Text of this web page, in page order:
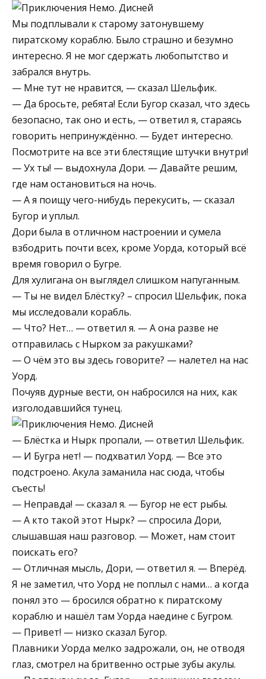
Мы подплывали к старому затонувшему
пиратскому кораблю. Было страшно и безумно
интересно. Я не мог сдержать любопытство и
забрался внутрь.
— Мне тут не нравится, — сказал Шельфик.
— Да бросьте, ребята! Если Бугор сказал, что здесь
безопасно, так оно и есть, — ответил я, стараясь
говорить непринуждённо. — Будет интересно.
Посмотрите на все эти блестящие штучки внутри!
— Ух ты! — выдохнула Дори. — Давайте решим,
где нам остановиться на ночь.
— А я поищу чего-нибудь перекусить, — сказал
Бугор и уплыл.
Дори была в отличном настроении и сумела
взбодрить почти всех, кроме Уорда, который всё
время говорил о Бугре.
Для хулигана он выглядел слишком напуганным.
— Ты не видел Блёстку? – спросил Шельфик, пока
мы исследовали корабль.
— Что? Нет… — ответил я. — А она разве не
отправилась с Нырком за ракушками?
— О чём это вы здесь говорите? — налетел на нас
Уорд.
Почуяв дурные вести, он набросился на них, как
изголодавшийся тунец.
— Блёстка и Нырк пропали, — ответил Шельфик.
— И Бугра нет! — подхватил Уорд. — Все это
подстроено. Акула заманила нас сюда, чтобы
съесть!
— Неправда! — сказал я. — Бугор не ест рыбы.
— А кто такой этот Нырк? — спросила Дори,
слышавшая наш разговор. — Может, нам стоит
поискать его?
— Отличная мысль, Дори, — ответил я. — Вперёд.
Я не заметил, что Уорд не поплыл с нами… а когда
понял это — бросился обратно к пиратскому
кораблю и нашёл там Уорда наедине с Бугром.
— Привет! — низко сказал Бугор.
Плавники Уорда мелко задрожали, он, не отводя
глаз, смотрел на бритвенно острые зубы акулы.